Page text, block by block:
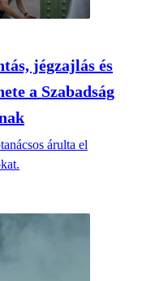
jégzajlás és
a Szabadság
árulta el